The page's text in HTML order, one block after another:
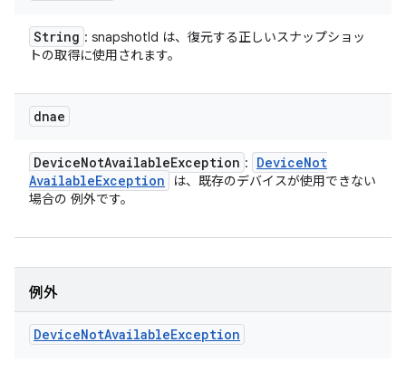
String : snapshotId は、復元する正しいスナップショッ
トの取得に使用されます。
dnae
DeviceNotAvailableException : DeviceNot
AvailableException
は、既存のデバイスが使用できない
場合の 例外です。
例外
DeviceNotAvailableException